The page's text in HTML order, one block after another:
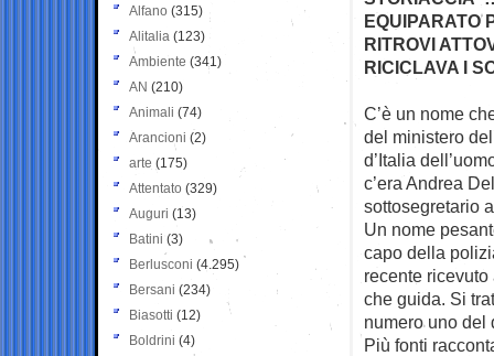
EQUIPARATO
RITROVI
RICICLAVA I
C’è un nome
del ministero
d’Italia
c’era Andrea
sottosegretario
Un nome
capo della
recente
che guida. Si
numero uno del
Più fonti
Alfano (315)
Alitalia (123)
Ambiente (341)
AN (210)
Animali (74)
Arancioni (2)
arte (175)
Attentato (329)
Auguri (13)
Batini (3)
Berlusconi (4.295)
Bersani (234)
Biasotti (12)
Boldrini (4)